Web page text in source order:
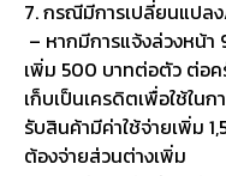
7. กรณีมีการเปลี่ยนแปล
– หากมีการแจ้งล่วงหน้า
เพิ่ม 500 บาทต่อตัว ต่อ
เก็บเป็นเครดิตเพื่อใช้ใน
รับสินค้ามีค่าใช้จ่ายเพิ่ม
ต้องจ่ายส่วนต่างเพิ่ม